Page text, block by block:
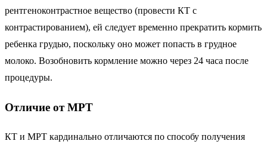
рентгеноконтрастное вещество (провести КТ с
контрастированием), ей следует временно прекратить кормить
ребенка грудью, поскольку оно может попасть в грудное
молоко. Возобновить кормление можно через 24 часа после
процедуры.
Отличие от МРТ
КТ и МРТ кардинально отличаются по способу получения